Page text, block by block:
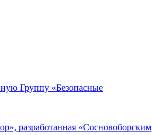
Группу «Безопасные
разработанная «Сосновоборским